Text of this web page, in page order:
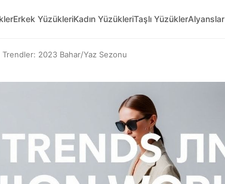
Erkek YüzükleriKadın YüzükleriTaşlı YüzüklerAlyanslar
Trendler: 2023 Bahar/Yaz Sezonu